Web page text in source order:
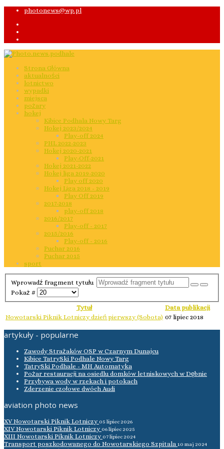
photonews@wp.pl
Strona Główna
aktualności
lotnictwo
wypadki
miejsca
pożary
hokej
Kibice Podhala Nowy Targ
Hokej 2023/2024
Play-off 2024
PHL 2022-2023
Hokej 2020-2021
Play-Off-2021
Hokej 2021-2022
Hokej liga 2019-2020
Play off 2020
Hokej Liga 2018 - 2019
Play Off 2019
2017-2018
play-off 2018
2016/2017
Play-off - 2017
2015/2016
Play-off - 2016
Puchar 2016
Puchar 2015
sport
Wprowadź fragment tytułu
Pokaż #
Tytuł
Data publikacji
Nowotarski Piknik Lotniczy dzień pierwszy (Sobota) 07 lipiec 2018
artykuły - popularne
Zawody Strażaków OSP w Czarnym Dunajcu
Kibice TatrySki Podhale Nowy Targ
TatrySki Podhale - MH Automatyka
Pożar restauracji na osiedlu domków letniskowych w Dębnie
Przybywa wody w rzekach i potokach
Zderzenie czołowe dwóch Audi
aviation photo news
XV Nowotarski Piknik Lotniczy 05 lipiec 2026
XIV Nowotarski Piknik Lotniczy 06 lipiec 2025
XIII Nowotarski Piknik Lotniczy 07 lipiec 2024
Transport poszkodowanego do Nowotarskiego Szpitala 10 maj 2024